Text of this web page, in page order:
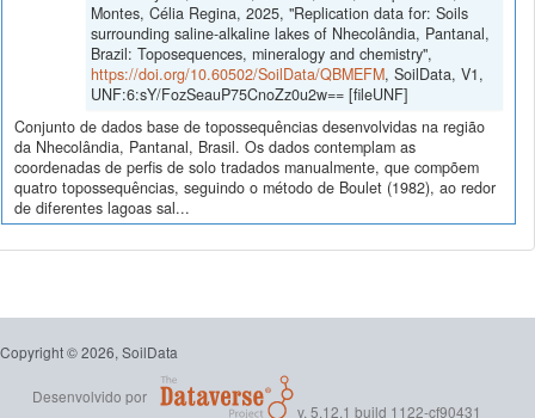
Montes, Célia Regina, 2025, "Replication data for: Soils
surrounding saline-alkaline lakes of Nhecolândia, Pantanal,
Brazil: Toposequences, mineralogy and chemistry",
https://doi.org/10.60502/SoilData/QBMEFM, SoilData, V1,
UNF:6:sY/FozSeauP75CnoZz0u2w== [fileUNF]
Conjunto de dados base de topossequências desenvolvidas na região
da Nhecolândia, Pantanal, Brasil. Os dados contemplam as
coordenadas de perfis de solo tradados manualmente, que compõem
quatro topossequências, seguindo o método de Boulet (1982), ao redor
de diferentes lagoas sal...
Copyright © 2026, SoilData
Desenvolvido por
v. 5.12.1 build 1122-cf90431